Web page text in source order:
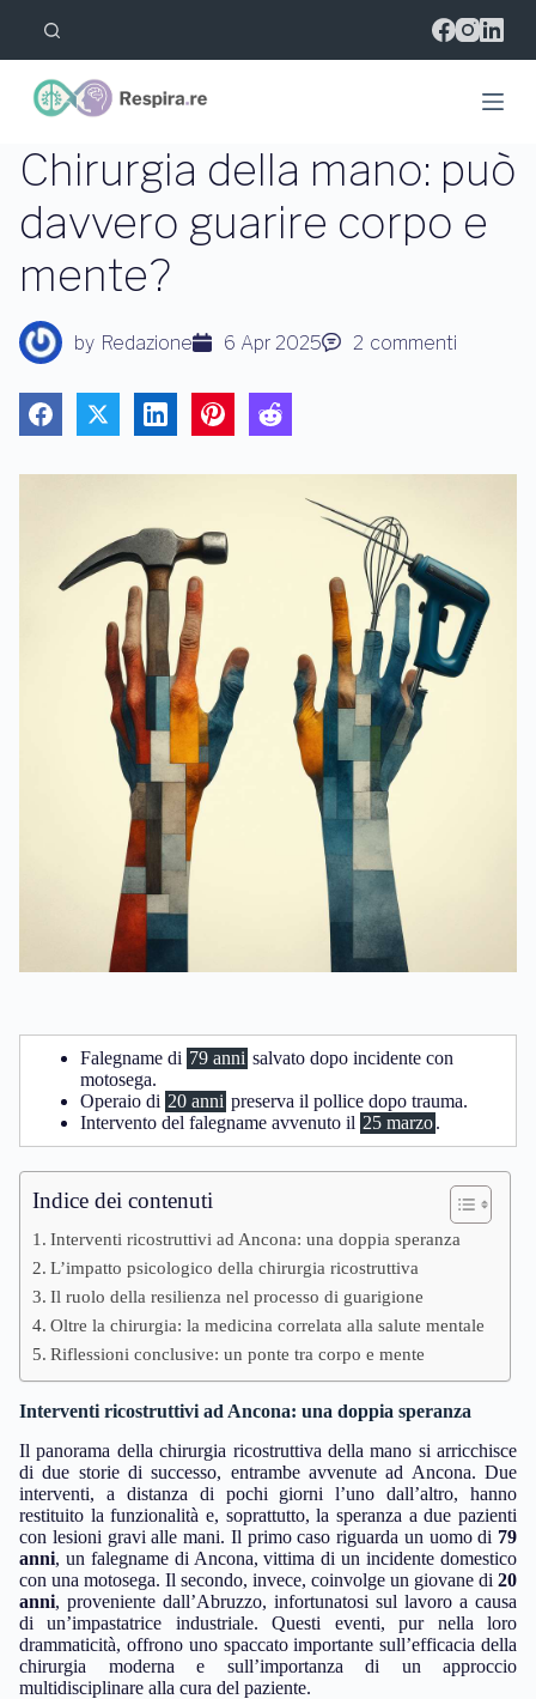
l
l
c
n
t
t
o
Chirurgia della mano: può
davvero guarire corpo e
mente?
by Redazione 6 Apr 2025 2 commenti
Falegname di 79 anni salvato dopo incidente con
motosega.
Operaio di 20 anni preserva il pollice dopo trauma.
Intervento del falegname avvenuto il 25 marzo.
Indice dei contenuti
Interventi ricostruttivi ad Ancona: una doppia speranza
L’impatto psicologico della chirurgia ricostruttiva
Il ruolo della resilienza nel processo di guarigione
Oltre la chirurgia: la medicina correlata alla salute mentale
Riflessioni conclusive: un ponte tra corpo e mente
Interventi ricostruttivi ad Ancona: una doppia speranza
Il panorama della chirurgia ricostruttiva della mano si arricchisce
di due storie di successo, entrambe avvenute ad Ancona. Due
interventi, a distanza di pochi giorni l’uno dall’altro, hanno
restituito la funzionalità e, soprattutto, la speranza a due pazienti
con lesioni gravi alle mani. Il primo caso riguarda un uomo di 79
anni, un falegname di Ancona, vittima di un incidente domestico
con una motosega. Il secondo, invece, coinvolge un giovane di 20
anni, proveniente dall’Abruzzo, infortunatosi sul lavoro a causa
di un’impastatrice industriale. Questi eventi, pur nella loro
drammaticità, offrono uno spaccato importante sull’efficacia della
chirurgia moderna e sull’importanza di un approccio
multidisciplinare alla cura del paziente.